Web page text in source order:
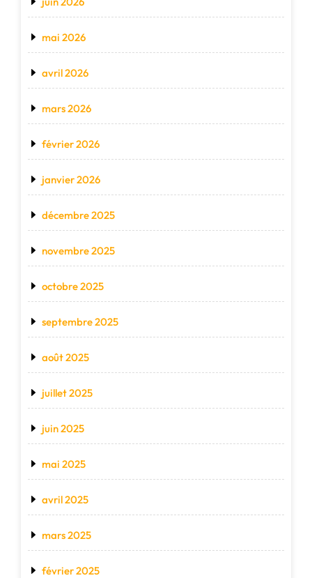
mai 2026
avril 2026
mars 2026
février 2026
janvier 2026
décembre 2025
novembre 2025
octobre 2025
septembre 2025
août 2025
juillet 2025
juin 2025
mai 2025
avril 2025
mars 2025
février 2025